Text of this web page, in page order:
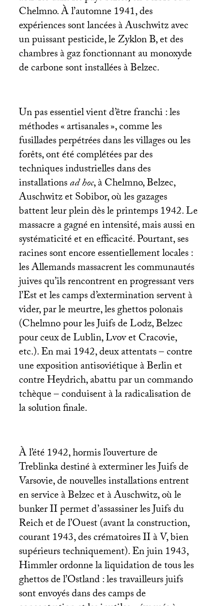
Chelmno. À l’automne 1941, des
expériences sont lancées à Auschwitz avec
un puissant pesticide, le Zyklon B, et des
chambres à gaz fonctionnant au monoxyde
de carbone sont installées à Belzec.
Un pas essentiel vient d’être franchi : les
méthodes «artisanales», comme les
fusillades perpétrées dans les villages ou les
forêts, ont été complétées par des
techniques industrielles dans des
installationsad hoc, à Chelmno, Belzec,
Auschwitz et Sobibor, où les gazages
battent leur plein dès le printemps 1942. Le
massacre a gagné en intensité, mais aussi en
systématicité et en efficacité. Pourtant, ses
racines sont encore essentiellement locales :
les Allemands massacrent les communautés
juives qu’ils rencontrent en progressant vers
l’Est et les camps d’extermination servent à
vider, par le meurtre, les ghettos polonais
(Chelmno pour les Juifs de Lodz, Belzec
pour ceux de Lublin, Lvov et Cracovie,
etc.). En mai 1942, deux attentats – contre
une exposition antisoviétique à Berlin et
contre Heydrich, abattu par un commando
tchèque – conduisent à la radicalisation de
la solution finale.
À l’été 1942, hormis l’ouverture de
Treblinka destiné à exterminer les Juifs de
Varsovie, de nouvelles installations entrent
en service à Belzec et à Auschwitz, où le
bunkerIIpermet d’assassiner les Juifs du
Reich et de l’Ouest (avant la construction,
courant 1943, des crématoiresIIà V, bien
supérieurs techniquement). En juin 1943,
Himmler ordonne la liquidation de tous les
ghettos de l’Ostland : les travailleurs juifs
sont envoyés dans des camps de